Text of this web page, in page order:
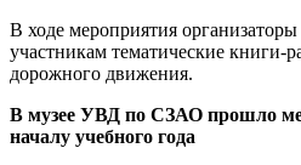
В ходе мероприятия
участникам тематические книги-
дорожного движения.
В музее УВД по СЗАО прошло
началу учебного года